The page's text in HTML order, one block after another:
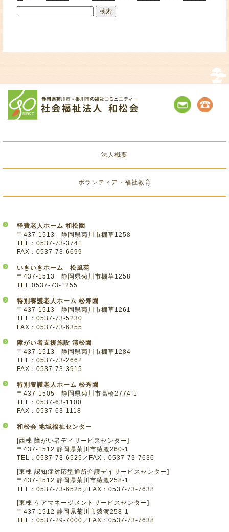
法人概要
ボランティア・福祉教育
軽費老人ホーム 和松園
〒437-1513 静岡県菊川市棚草1258
TEL：0537-73-3741
FAX：0537-73-6699
いきいきホーム 松風苑
〒437-1513 静岡県菊川市棚草1258
TEL:0537-73-1255
特別養護老人ホーム 松寿園
〒437-1513 静岡県菊川市棚草1261
TEL：0537-73-5230
FAX：0537-73-6355
障がい者支援施設 清松園
〒437-1513 静岡県菊川市棚草1284
TEL：0537-73-2662
FAX：0537-73-3915
特別養護老人ホーム 松秀園
〒437-1505 静岡県菊川市高橋2774-1
TEL：0537-63-1100
FAX：0537-63-1118
和松会 地域福祉センター
[西棟 障がい者デイサービスセンター]
〒437-1512 静岡県菊川市猿渡260-1
TEL：0537-73-6525／FAX：0537-73-7636
[東棟 認知症対応型通所介護デイサービスセンター]
〒437-1512 静岡県菊川市猿渡258-1
TEL：0537-73-6525／FAX：0537-73-7638
[東棟 ケアマネージメントサービスセンター]
〒437-1512 静岡県菊川市猿渡258-1
TEL：0537-29-7000／FAX：0537-73-7638